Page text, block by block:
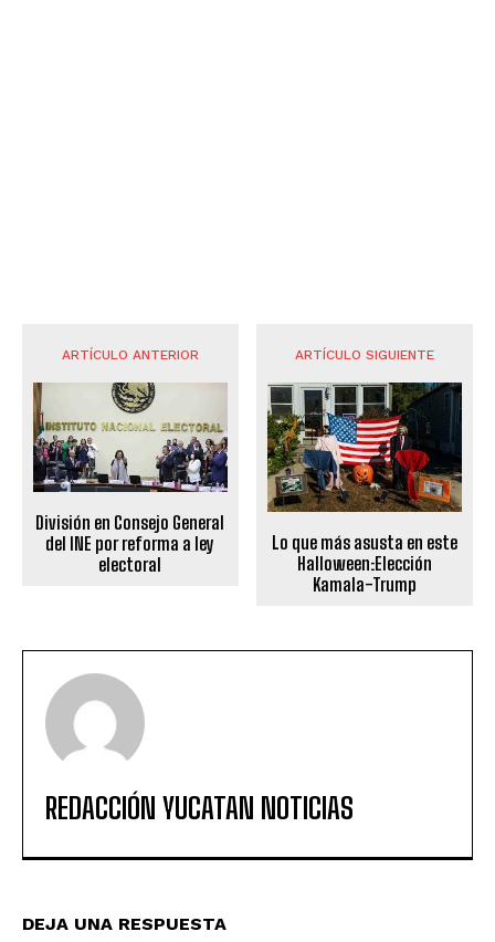
ARTÍCULO ANTERIOR
División en Consejo General
del INE por reforma a ley
electoral
ARTÍCULO SIGUIENTE
Lo que más asusta en este
Halloween:Elección
Kamala-Trump
REDACCIÓN YUCATAN NOTICIAS
DEJA UNA RESPUESTA